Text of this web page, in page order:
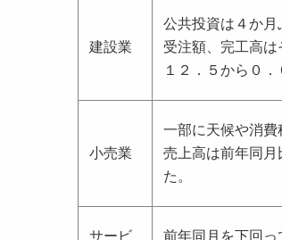
建設業
公共投資は４か月
受注額、完工高
１２．５から０．
小売業
一部に天候や消費
売上高は前年同
た。
サービ
前年同月を下回っ